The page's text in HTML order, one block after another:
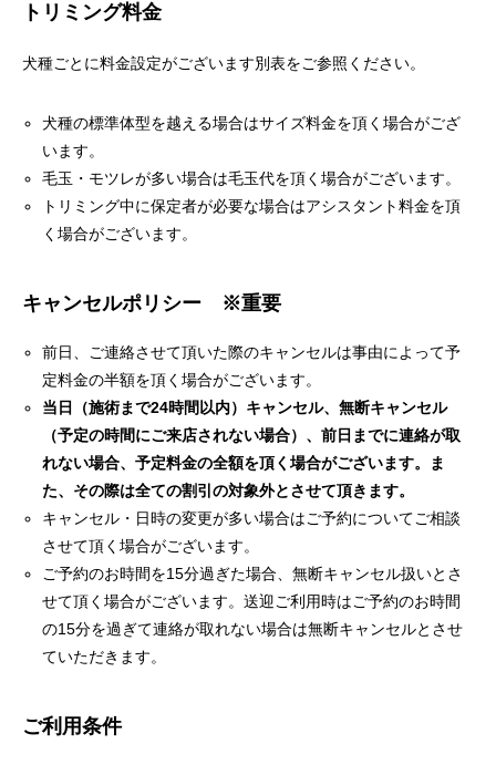
トリミング料金
犬種ごとに料金設定がございます別表をご参照ください。
犬種の標準体型を越える場合はサイズ料金を頂く場合がござ
います。
毛玉・モツレが多い場合は毛玉代を頂く場合がございます。
トリミング中に保定者が必要な場合はアシスタント料金を頂
く場合がございます。
キャンセルポリシー ※重要
前日、ご連絡させて頂いた際のキャンセルは事由によって予
定料金の半額を頂く場合がございます。
当日（施術まで24時間以内）キャンセル、無断キャンセル
（予定の時間にご来店されない場合）、前日までに連絡が取
れない場合、予定料金の全額を頂く場合がございます。ま
た、その際は全ての割引の対象外とさせて頂きます。
キャンセル・日時の変更が多い場合はご予約についてご相談
させて頂く場合がございます。
ご予約のお時間を15分過ぎた場合、無断キャンセル扱いとさ
せて頂く場合がございます。送迎ご利用時はご予約のお時間
の15分を過ぎて連絡が取れない場合は無断キャンセルとさせ
ていただきます。
ご利用条件